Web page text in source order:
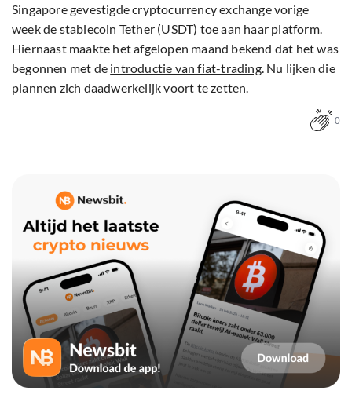
Singapore gevestigde cryptocurrency exchange vorige
week de stablecoin Tether (USDT) toe aan haar platform.
Hiernaast maakte het afgelopen maand bekend dat het was
begonnen met de introductie van fiat-trading. Nu lijken die
plannen zich daadwerkelijk voort te zetten.
0